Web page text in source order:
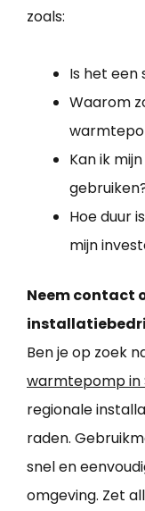
zoals:
Is het een
Waarom
Kan ik
Hoe duur
mijn
Neem contact
Ben je op zoek
warmtepomp in
regionale
raden.
snel en
omgeving. Zet